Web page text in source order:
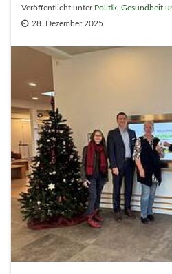
Veröffentlicht unter Politik Gesundheit
28. Dezember 2025